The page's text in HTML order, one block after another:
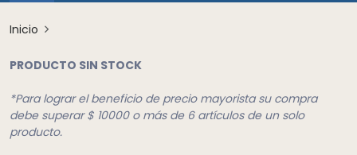
Inicio
PRODUCTO SIN STOCK
*Para lograr el beneficio de precio mayorista su compra
debe superar $ 10000 o más de 6 artículos de un solo
producto.